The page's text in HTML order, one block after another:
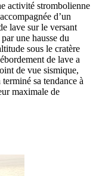
activité strombolienne
d’un
lave sur le versant
une hausse du
sous le cratère
de lave a
de vue sismique,
sa tendance à
maximale de